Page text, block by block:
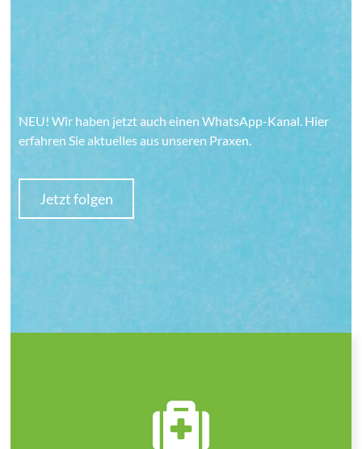
Hausarztzentrum
Frankenwald​
NEU! Wir haben jetzt auch einen WhatsApp-Kanal. Hier
erfahren Sie aktuelles aus unseren Praxen.
Jetzt folgen